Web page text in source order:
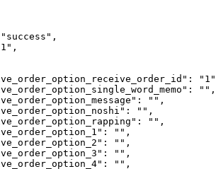
" success " ,
1 " ,
: " 1 "
: "" ,
: "" ,
: "" ,
: "" ,
: "" ,
: "" ,
: "" ,
: "" ,